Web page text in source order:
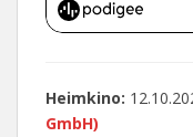
Heimkino:
GmbH)